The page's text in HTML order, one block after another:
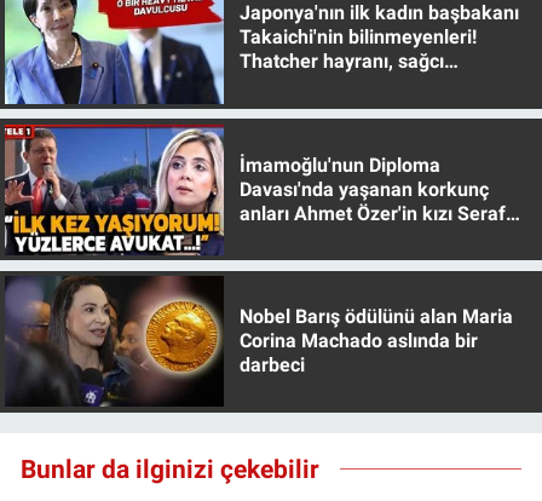
Japonya'nın ilk kadın başbakanı
Takaichi'nin bilinmeyenleri!
Thatcher hayranı, sağcı
İmamoğlu'nun Diploma
Davası'nda yaşanan korkunç
anları Ahmet Özer'in kızı Seraf
Nobel Barış ödülünü alan Maria
Corina Machado aslında bir
darbeci
Bunlar da ilginizi çekebilir